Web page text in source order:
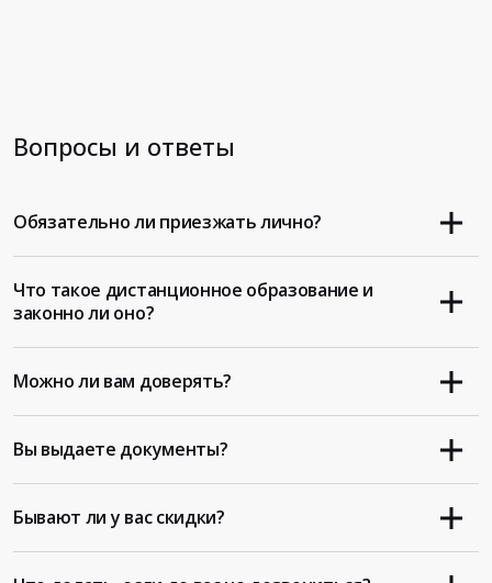
Вопросы и ответы
Обязательно ли приезжать лично?
Что такое дистанционное образование и
законно ли оно?
Можно ли вам доверять?
Вы выдаете документы?
Бывают ли у вас скидки?